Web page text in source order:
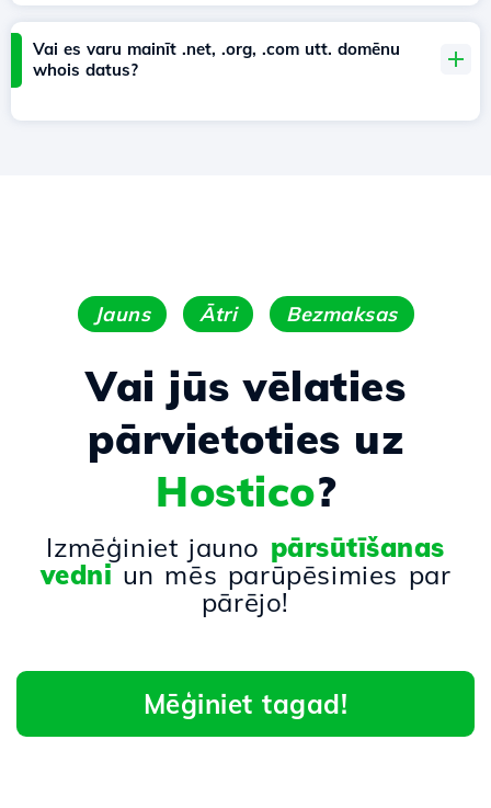
Vai es varu mainīt .net, .org, .com utt. domēnu
whois datus?
Jauns Ātri Bezmaksas
Vai jūs vēlaties
pārvietoties uz
Hostico?
Izmēģiniet jauno pārsūtīšanas
vedni un mēs parūpēsimies par
pārējo!
Mēģiniet tagad!